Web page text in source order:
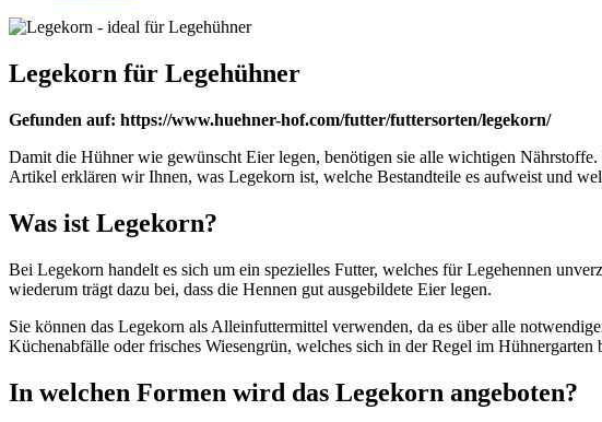
Legekorn für Legehühner
Gefunden auf: https://www.huehner-hof.com/futter/futtersorten/legekorn/
Damit die Hühner wie gewünscht Eier legen, benötigen sie alle wichtigen
Artikel erklären wir Ihnen, was Legekorn ist, welche Bestandteile es aufweist und
Was ist Legekorn?
Bei Legekorn handelt es sich um ein spezielles Futter, welches für Legehennen
wiederum trägt dazu bei, dass die Hennen gut ausgebildete Eier legen.
Sie können das Legekorn als Alleinfuttermittel verwenden, da es über alle
Küchenabfälle oder frisches Wiesengrün, welches sich in der Regel im Hühnergarten
In welchen Formen wird das Legekorn angeboten?